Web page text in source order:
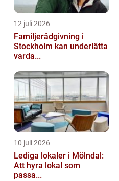
12 juli 2026
Familjerådgivning i
Stockholm kan underlätta
varda...
10 juli 2026
Lediga lokaler i Mölndal:
Att hyra lokal som
passa...